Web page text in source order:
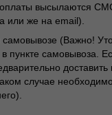
высылаются
или же на email).
(Важно!
пункте самовывоза.
доставить
случае